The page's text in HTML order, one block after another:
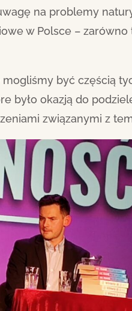
na problemy
w Polsce – zarówno
być częścią
było okazją do
związanymi z